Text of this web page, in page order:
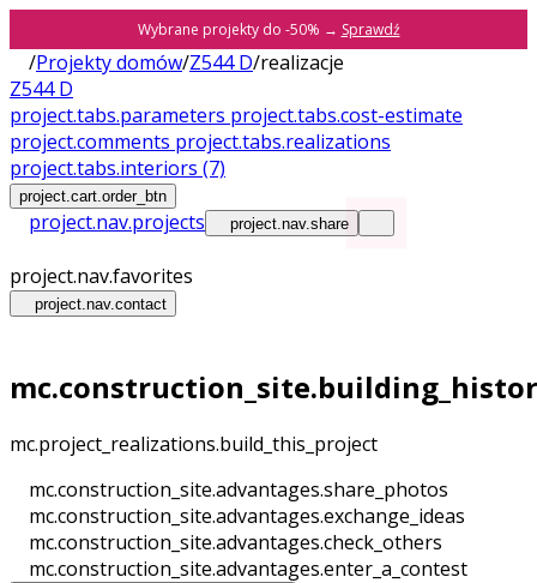
Wybrane projekty do -50% → Sprawdź
/Projekty domów/Z544 D/realizacje
Z544 D
project.tabs.parameters project.tabs.cost-estimate
project.comments project.tabs.realizations
project.tabs.interiors (7)
project.cart.order_btn
project.nav.projects project.nav.share
project.nav.favorites
project.nav.contact
mc.project_realizations.build_this_project
mc.construction_site.advantages.share_photos
mc.construction_site.advantages.exchange_ideas
mc.construction_site.advantages.check_others
mc.construction_site.advantages.enter_a_contest